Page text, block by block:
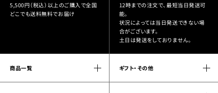
5,500円（税込）以上のご購入で全国
どこでも送料無料でお届け
12時までの注文で、最短当日発送可
能。
状況によっては当日発送できない場
合がございます。
土日は発送をしておりません。
商品一覧 ギフト・その他